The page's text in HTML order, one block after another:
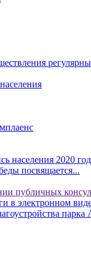
населения 2020
посвящается...
публичных
в электронном
парка